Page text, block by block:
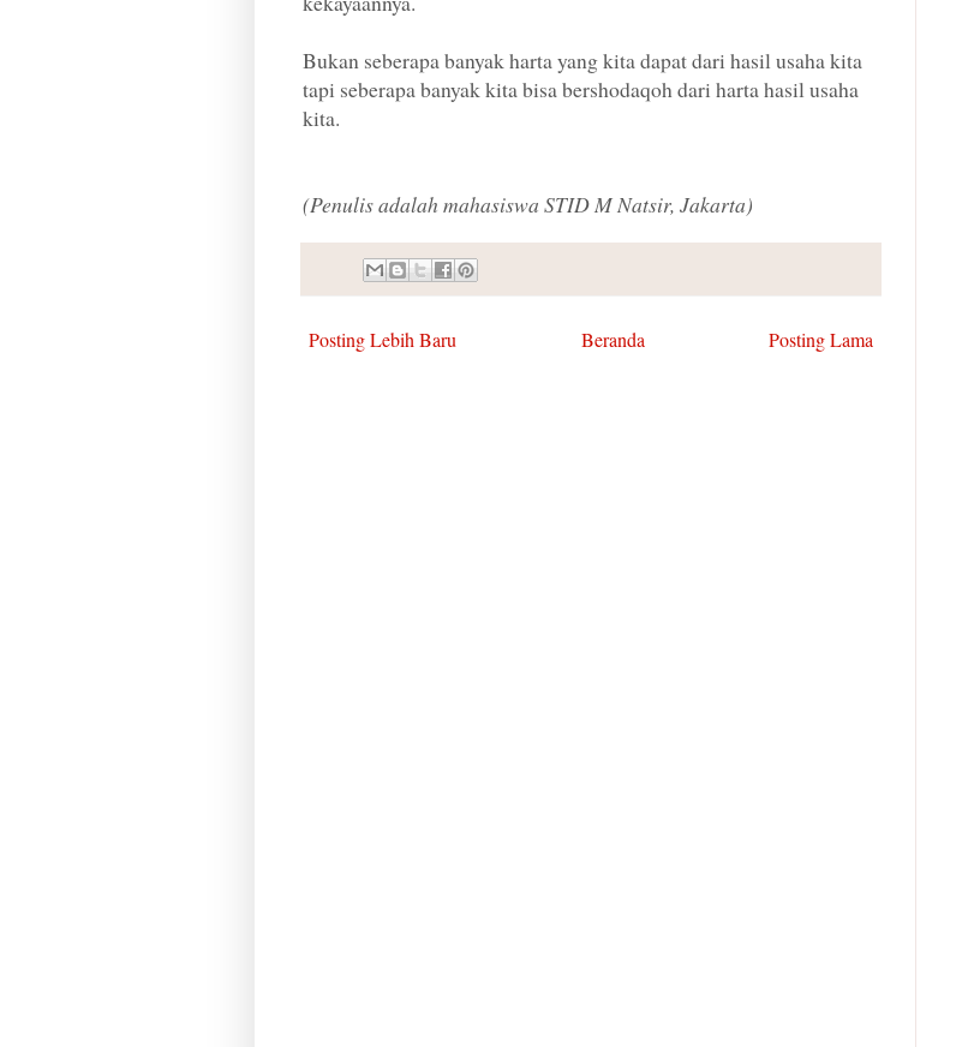
Bukan seberapa banyak harta yang kita dapat dari hasil usaha kita
tapi seberapa banyak kita bisa bershodaqoh dari harta hasil usaha
kita.
(Penulis adalah mahasiswa STID M Natsir, Jakarta)
Posting Lebih Baru Posting Lama
Beranda